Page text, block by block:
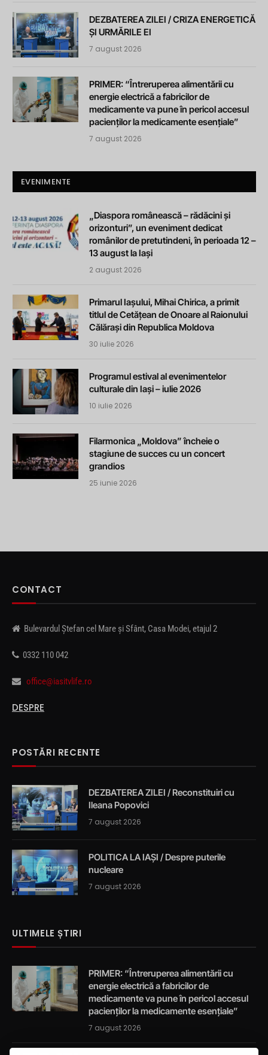
DEZBATEREA ZILEI / CRIZA ENERGETICĂ
ȘI URMĂRILE EI
7 august 2026
PRIMER: “Întreruperea alimentării cu
energie electrică a fabricilor de
medicamente va pune în pericol accesul
pacienților la medicamente esențiale”
7 august 2026
EVENIMENTE
„Diaspora românească – rădăcini și
orizonturi”, un eveniment dedicat
românilor de pretutindeni, în perioada 12 –
13 august la Iași
2 august 2026
Primarul Iașului, Mihai Chirica, a primit
titlul de Cetățean de Onoare al Raionului
Călărași din Republica Moldova
30 iulie 2026
Programul estival al evenimentelor
culturale din Iași – iulie 2026
10 iulie 2026
Filarmonica „Moldova” încheie o
stagiune de succes cu un concert
grandios
25 iunie 2026
CONTACT
Bulevardul Ștefan cel Mare și Sfânt, Casa Modei, etajul 2
0332 110 042
office@iasitvlife.ro
DESPRE
POSTĂRI RECENTE
DEZBATEREA ZILEI / Reconstituiri cu
Ileana Popovici
7 august 2026
POLITICA LA IAȘI / Despre puterile
nucleare
7 august 2026
ULTIMELE ȘTIRI
PRIMER: “Întreruperea alimentării cu
energie electrică a fabricilor de
medicamente va pune în pericol accesul
pacienților la medicamente esențiale”
7 august 2026